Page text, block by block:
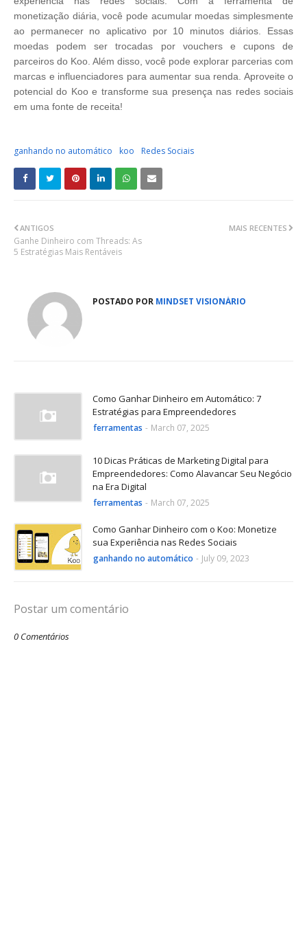
monetização diária, você pode acumular moedas simplesmente
ao permanecer no aplicativo por 10 minutos diários. Essas
moedas podem ser trocadas por vouchers e cupons de
parceiros do Koo. Além disso, você pode explorar parcerias com
marcas e influenciadores para aumentar sua renda. Aproveite o
potencial do Koo e transforme sua presença nas redes sociais
em uma fonte de receita!
ganhando no automático koo Redes Sociais
MAIS RECENTES
ANTIGOS
Ganhe Dinheiro com Threads: As
5 Estratégias Mais Rentáveis
POSTADO POR MINDSET VISIONÁRIO
Como Ganhar Dinheiro em Automático: 7
Estratégias para Empreendedores
ferramentas - March 07, 2025
10 Dicas Práticas de Marketing Digital para
Empreendedores: Como Alavancar Seu Negócio
na Era Digital
ferramentas - March 07, 2025
Como Ganhar Dinheiro com o Koo: Monetize
sua Experiência nas Redes Sociais
ganhando no automático - July 09, 2023
Postar um comentário
0 Comentários